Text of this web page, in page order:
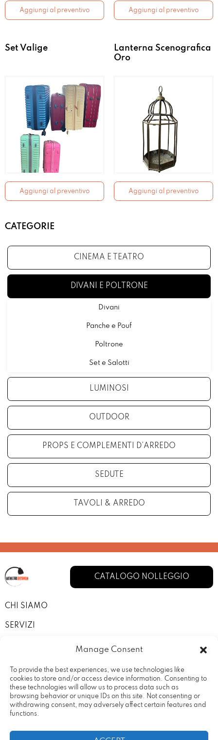
Manage Consent
To provide the best experiences, we use technologies like
cookies to store and/or access device information. Consenting to
these technologies will allow us to process data such as
browsing behavior or unique IDs on this site. Not consenting or
withdrawing consent, may adversely affect certain features and
functions.
Aggiungi al preventivo Aggiungi al preventivo
Set Valige
Aggiungi al preventivo
Lanterna Scenografica
Oro
Aggiungi al preventivo
CATEGORIE
CINEMA E TEATRO
DIVANI E POLTRONE
Divani
Panche e Pouf
Poltrone
Set e Salotti
LUMINOSI
OUTDOOR
PROPS E COMPLEMENTI D’ARREDO
SEDUTE
TAVOLI & ARREDO
CATALOGO NOLLEGGIO
CHI SIAMO
SERVIZI
I NOSTRI ALLESTIMENTI
CONTATTI
PRIVACY POLICY
TERMINI E CONDIZIONI